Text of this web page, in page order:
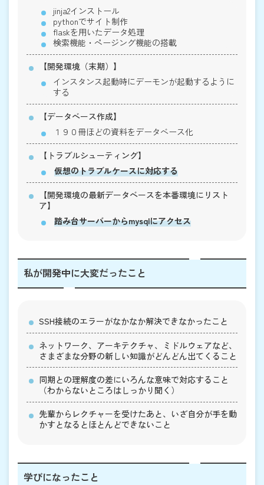
jinja2インストール
pythonでサイト制作
flaskを用いたデータ処理
検索機能・ページング機能の搭載
【開発環境（末期）】
インスタンス起動時にデーモンが起動するように
する
【データベース作成】
１９０冊ほどの資料をデータベース化
【トラブルシューティング】
仮想のトラブルケースに対応する
【開発環境の最新データベースを本番環境にリスト
ア】
踏み台サーバーからmysqlにアクセス
私が開発中に大変だったこと
SSH接続のエラーがなかなか解決できなかったこと
ネットワーク、アーキテクチャ、ミドルウェアなど、
さまざまな分野の新しい知識がどんどん出てくること
同期との理解度の差にいろんな意味で対応すること
（わからないところはしっかり聞く）
先輩からレクチャーを受けたあと、いざ自分が手を動
かすとなるとほとんどできないこと
学びになったこと